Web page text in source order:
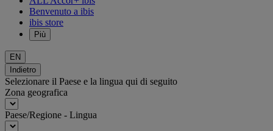
Benvenuto a ibis
ibis store
Più
EN
Indietro
Selezionare il Paese e la lingua qui di seguito
Zona geografica
Paese/Regione - Lingua